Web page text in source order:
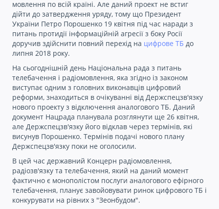
мовлення по всій країні. Але даний проект не встиг
дійти до затвердження уряду, тому що Президент
України Петро Порошенко 19 квітня під час наради з
питань протидії інформаційній агресії з боку Росії
доручив здійснити повний перехід на цифрове ТБ до
липня 2018 року.
На сьогоднішній день Національна рада з питань
телебачення і радіомовлення, яка згідно із законом
виступає одним з головних виконавців цифровий
реформи, знаходиться в очікуванні від Держспецзв'язку
нового проекту з відключення аналогового ТБ. Даний
документ Нацрада планувала розглянути ще 26 квітня,
але Держспецзв'язку його відклав через термінів, які
висунув Порошенко. Термінів подачі нового плану
Держспецзв'язку поки не оголосили.
В цей час державний Концерн радіомовлення,
радіозв'язку та телебачення, який на даний момент
фактично є монополістом послуги аналогового ефірного
телебачення, планує завойовувати ринок цифрового ТБ і
конкурувати на рівних з "Зеонбудом".